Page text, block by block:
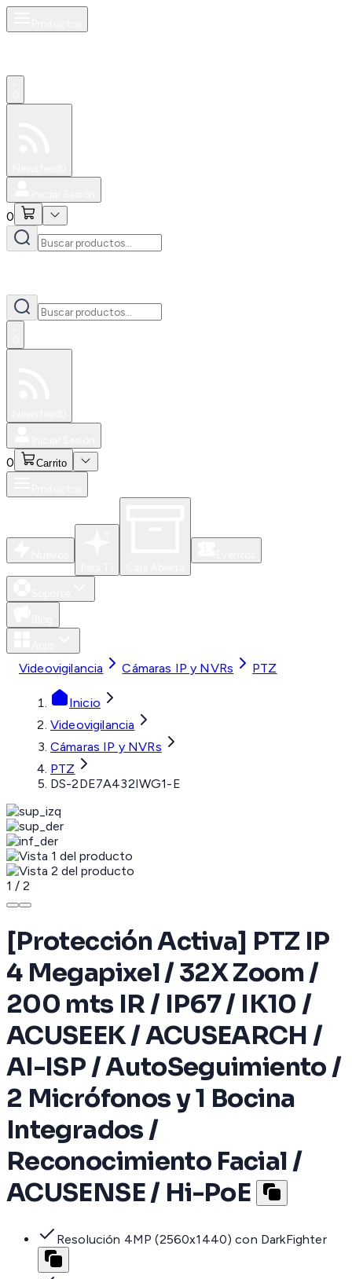
0
0 Carrito
Videovigilancia Cámaras IP y NVRs PTZ
Inicio
Videovigilancia
Cámaras IP y NVRs
PTZ
DS-2DE7A432IWG1-E
1 / 2
[Protección Activa] PTZ IP
4 Megapixel / 32X Zoom /
200 mts IR / IP67 / IK10 /
ACUSEEK / ACUSEARCH /
AI-ISP / AutoSeguimiento /
2 Micrófonos y 1 Bocina
Integrados /
Reconocimiento Facial /
ACUSENSE / Hi-PoE
Resolución 4MP (2560x1440) con DarkFighter